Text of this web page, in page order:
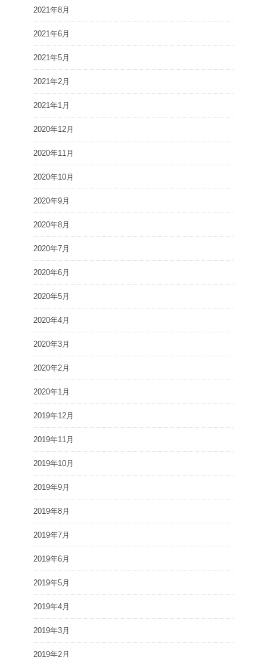
2021年8月
2021年6月
2021年5月
2021年2月
2021年1月
2020年12月
2020年11月
2020年10月
2020年9月
2020年8月
2020年7月
2020年6月
2020年5月
2020年4月
2020年3月
2020年2月
2020年1月
2019年12月
2019年11月
2019年10月
2019年9月
2019年8月
2019年7月
2019年6月
2019年5月
2019年4月
2019年3月
2019年2月